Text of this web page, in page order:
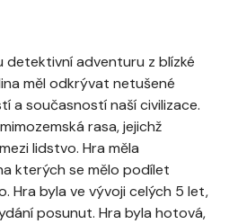
adventuru z blízké
měl odkrývat netušené
a současností naší civilizace.
rasa, jejichž
lidstvo. Hra měla
kterých se mělo podílet
Hra byla ve vývoji celých 5 let,
posunut. Hra byla hotová,